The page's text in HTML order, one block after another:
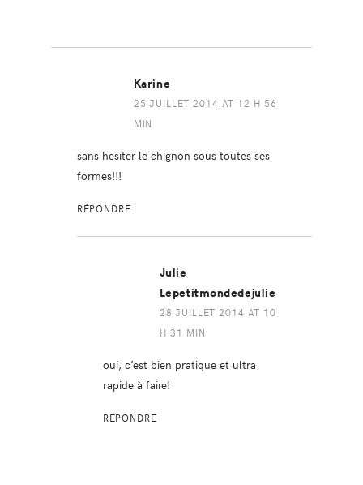
Karine
25 JUILLET 2014 AT 12 H 56
MIN
sans hesiter le chignon sous toutes ses
formes!!!
RÉPONDRE
Julie
Lepetitmondedejulie
28 JUILLET 2014 AT 10
H 31 MIN
oui, c’est bien pratique et ultra
rapide à faire!
RÉPONDRE